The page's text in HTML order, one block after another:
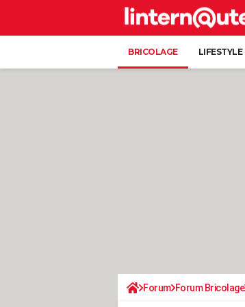
BRICOLAGE LIFESTYLE
Forum Forum Bricolage